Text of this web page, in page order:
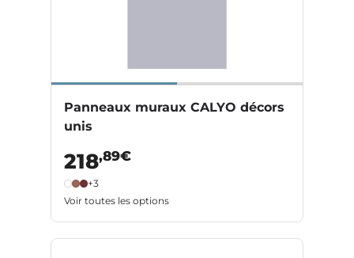
Panneaux muraux CALYO décors
unis
218,89€
+3
Voir toutes les options